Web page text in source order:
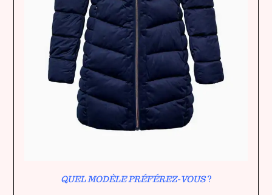
QUEL MODÈLE PRÉFÉREZ-VOUS?